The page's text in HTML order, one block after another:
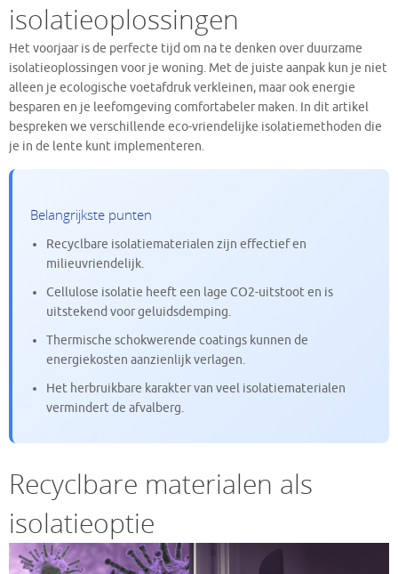
isolatieoplossingen
Het voorjaar is de perfecte tijd om na te denken over duurzame
isolatieoplossingen voor je woning. Met de juiste aanpak kun je niet
alleen je ecologische voetafdruk verkleinen, maar ook energie
besparen en je leefomgeving comfortabeler maken. In dit artikel
bespreken we verschillende eco-vriendelijke isolatiemethoden die
je in de lente kunt implementeren.
Belangrijkste punten
Recyclbare isolatiematerialen zijn effectief en
milieuvriendelijk.
Cellulose isolatie heeft een lage CO2-uitstoot en is
uitstekend voor geluidsdemping.
Thermische schokwerende coatings kunnen de
energiekosten aanzienlijk verlagen.
Het herbruikbare karakter van veel isolatiematerialen
vermindert de afvalberg.
Recyclbare materialen als
isolatieoptie